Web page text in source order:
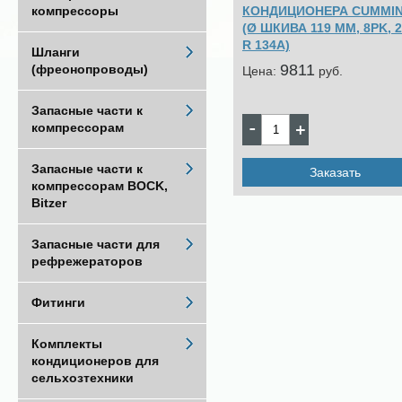
КОНДИЦИОНЕРА
(Ø ШКИВА 119 ММ, 8PK,
R 134A)
Цена: 9811 pуб.
Заказать
компрессоры
Шланги
(фреонопроводы)
Запасные части к
компрессорам
Запасные части к
компрессорам BOCK,
Bitzer
Запасные части для
рефрежераторов
Фитинги
Комплекты
кондиционеров для
сельхозтехники